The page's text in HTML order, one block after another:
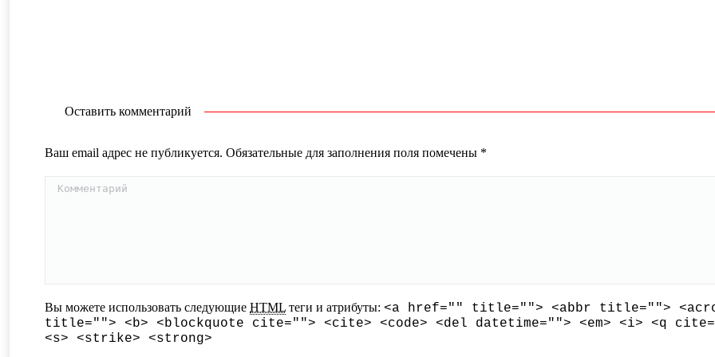
Оставить комментарий
Ваш email адрес не публикуется. Обязательные для заполнения поля помечены *
Вы можете использовать следующие HTML теги и атрибуты: <a href="" title=""> <abbr title="">
title=""> <b> <blockquote cite=""> <cite> <code> <del datetime=""> <em> <i> <q
<s> <strike> <strong>